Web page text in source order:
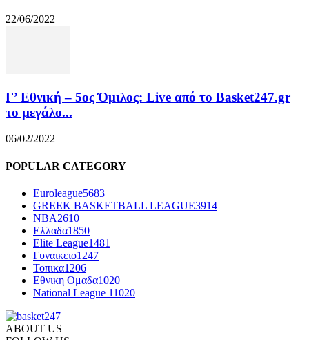
22/06/2022
Γ’ Εθνική – 5ος Όμιλος: Live από το Basket247.gr
το μεγάλο...
06/02/2022
POPULAR CATEGORY
Euroleague5683
GREEK BASKETBALL LEAGUE3914
NBA2610
Ελλαδα1850
Elite League1481
Γυναικειο1247
Τοπικα1206
Εθνικη Ομαδα1020
National League 11020
ABOUT US